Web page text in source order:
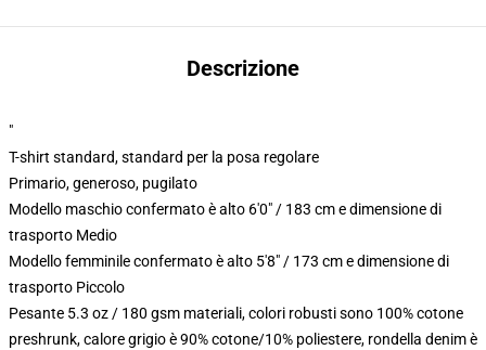
Descrizione
"
T-shirt standard, standard per la posa regolare
Primario, generoso, pugilato
Modello maschio confermato è alto 6'0" / 183 cm e dimensione di
trasporto Medio
Modello femminile confermato è alto 5'8" / 173 cm e dimensione di
trasporto Piccolo
Pesante 5.3 oz / 180 gsm materiali, colori robusti sono 100% cotone
preshrunk, calore grigio è 90% cotone/10% poliestere, rondella denim è